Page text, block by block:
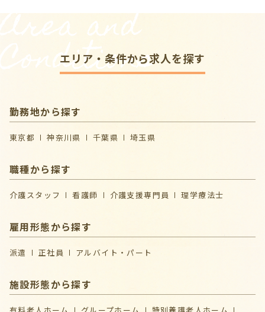
Area and
Conditions
エリア・条件から求人を探す
勤務地から探す
東京都 神奈川県 千葉県 埼玉県
職種から探す
介護スタッフ 看護師 介護支援専門員 理学療法士
雇用形態から探す
派遣 正社員 アルバイト・パート
施設形態から探す